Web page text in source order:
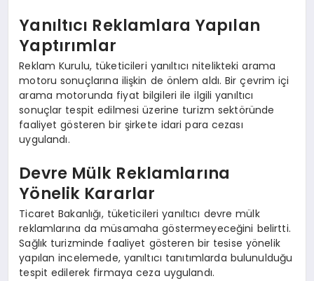
Yanıltıcı Reklamlara Yapılan
Yaptırımlar
Reklam Kurulu, tüketicileri yanıltıcı nitelikteki arama
motoru sonuçlarına ilişkin de önlem aldı. Bir çevrim içi
arama motorunda fiyat bilgileri ile ilgili yanıltıcı
sonuçlar tespit edilmesi üzerine turizm sektöründe
faaliyet gösteren bir şirkete idari para cezası
uygulandı.
Devre Mülk Reklamlarına
Yönelik Kararlar
Ticaret Bakanlığı, tüketicileri yanıltıcı devre mülk
reklamlarına da müsamaha göstermeyeceğini belirtti.
Sağlık turizminde faaliyet gösteren bir tesise yönelik
yapılan incelemede, yanıltıcı tanıtımlarda bulunulduğu
tespit edilerek firmaya ceza uygulandı.